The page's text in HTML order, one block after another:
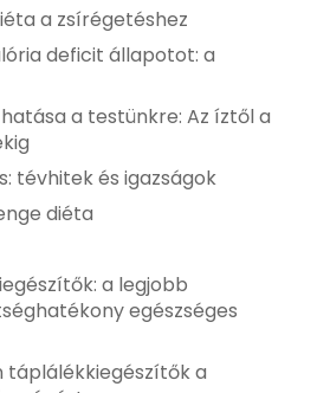
a zsírégetéshez
deficit állapotot: a
a testünkre: Az íztől a
tévhitek és igazságok
diéta
a legjobb
egészséges
táplálékkiegészítők a